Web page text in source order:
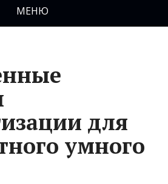
МЕНЮ
для
умного